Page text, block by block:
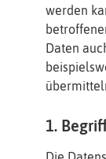
werden
Daten
1.